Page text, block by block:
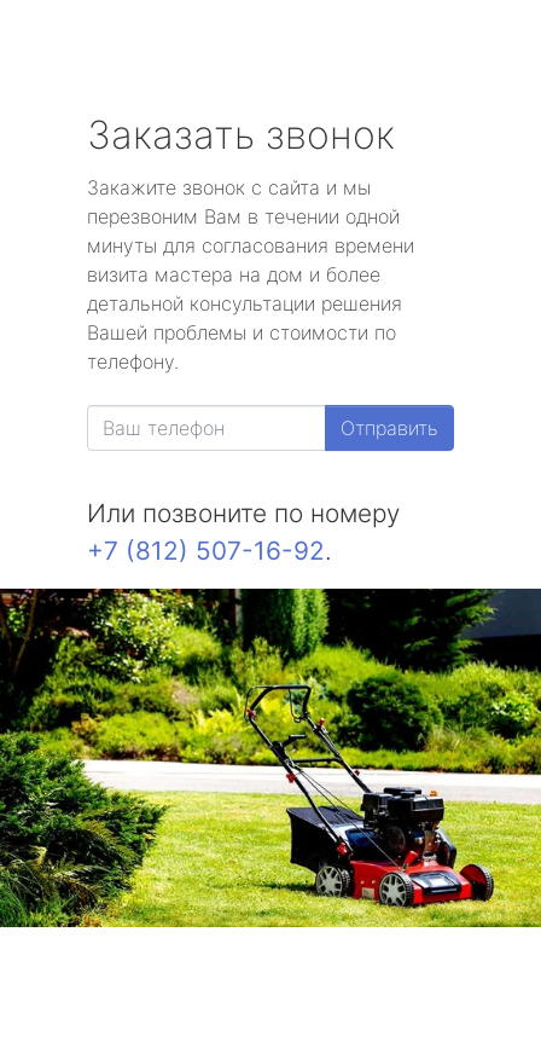
Заказать звонок
Закажите звонок с сайта и мы
перезвоним Вам в течении одной
минуты для согласования времени
визита мастера на дом и более
детальной консультации решения
Вашей проблемы и стоимости по
телефону.
Отправить
Или позвоните по номеру
+7 (812) 507-16-92.